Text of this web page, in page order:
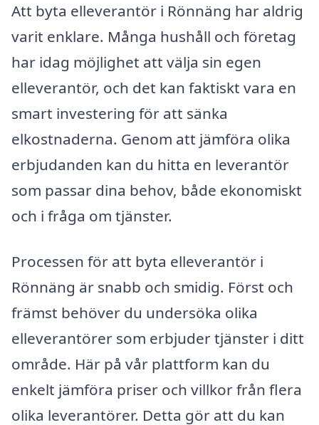
Att byta elleverantör i Rönnäng har aldrig
varit enklare. Många hushåll och företag
har idag möjlighet att välja sin egen
elleverantör, och det kan faktiskt vara en
smart investering för att sänka
elkostnaderna. Genom att jämföra olika
erbjudanden kan du hitta en leverantör
som passar dina behov, både ekonomiskt
och i fråga om tjänster.
Processen för att byta elleverantör i
Rönnäng är snabb och smidig. Först och
främst behöver du undersöka olika
elleverantörer som erbjuder tjänster i ditt
område. Här på vår plattform kan du
enkelt jämföra priser och villkor från flera
olika leverantörer. Detta gör att du kan